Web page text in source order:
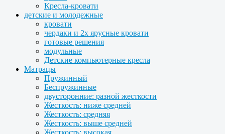
Кресла-кровати
детские и молодежные
кровати
чердаки и 2х ярусные кровати
готовые решения
модульные
Детские компьютерные кресла
Матрацы
Пружинный
Беспружинные
двусторонние: разной жесткости
Жесткость: ниже средней
Жесткость: средняя
Жесткость: выше средней
Жесткость: высокая